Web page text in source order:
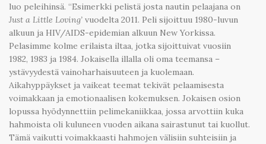
luo peleihinsä. “Esimerkki pelistä josta nautin pelaajana on
Just a Little Loving’ vuodelta 2011. Peli sijoittuu 1980-luvun
alkuun ja HIV/AIDS-epidemian alkuun New Yorkissa.
Pelasimme kolme erilaista iltaa, jotka sijoittuivat vuosiin
1982, 1983 ja 1984. Jokaisella illalla oli oma teemansa –
ystävyydestä vainoharhaisuuteen ja kuolemaan.
Aikahyppäykset ja vaikeat teemat tekivät pelaamisesta
voimakkaan ja emotionaalisen kokemuksen. Jokaisen osion
lopussa hyödynnettiin pelimekaniikkaa, jossa arvottiin kuka
hahmoista oli kuluneen vuoden aikana sairastunut tai kuollut.
Tämä vaikutti voimakkaasti hahmojen välisiin suhteisiin ja